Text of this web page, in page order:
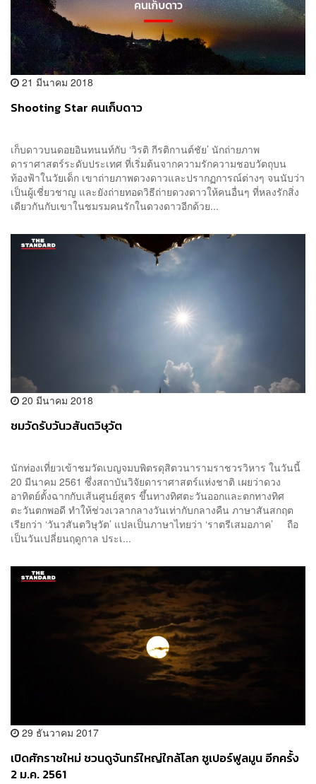
21 มีนาคม 2018
Shooting Star คนเก็บดาว
เก็บดาวบนดอยอินทนนท์กับ ‘วิรติ กีรติกานต์ชัย’ นักถ่ายภาพ
ดาราศาสตร์ระดับประเทศ ที่เริ่มต้นจากความรักความชอบวัตถุบน
ท้องฟ้าในวัยเด็ก เขาถ่ายภาพดวงดาวและปรากฏการณ์ต่างๆ จนนับว่า
เป็นผู้เชี่ยวชาญ และยังถ่ายทอดวิธีถ่ายดวงดาวให้คนอื่นๆ ที่หลงรักสิ่ง
เดียวกันกับเขาในชมรมคนรักในดวงดาวอีกด้วย...
20 มีนาคม 2018
ชมวัดรับวันวสันตวิษุวัต
นักท่องเที่ยวเข้าชมวัดเบญจมบพิตรดุสิตวนารามราชวรวิหาร ในวันนี้
20 มีนาคม 2561 ซึ่งสถาบันวิจัยดาราศาสตร์แห่งชาติ เผยว่าดวง
อาทิตย์ตั้งฉากกับเส้นศูนย์สูตร ขึ้นทางทิศตะวันออกและตกทางทิศ
ตะวันตกพอดี ทำให้ช่วงเวลากลางวันเท่ากับกลางคืน ภาษาสันสกฤต
เรียกว่า ‘วันวสันตวิษุวัต’ แปลเป็นภาษาไทยว่า ‘ราตรีเสมอภาค’ ถือ
เป็นวันเปลี่ยนฤดูกาล ประเ...
29 ธันวาคม 2017
เปิดศักราชใหม่ ชวนดูจันทร์ใหญ่ใกล้โลก ซูเปอร์ฟูลมูน อีกครั้ง
2 ม.ค. 2561